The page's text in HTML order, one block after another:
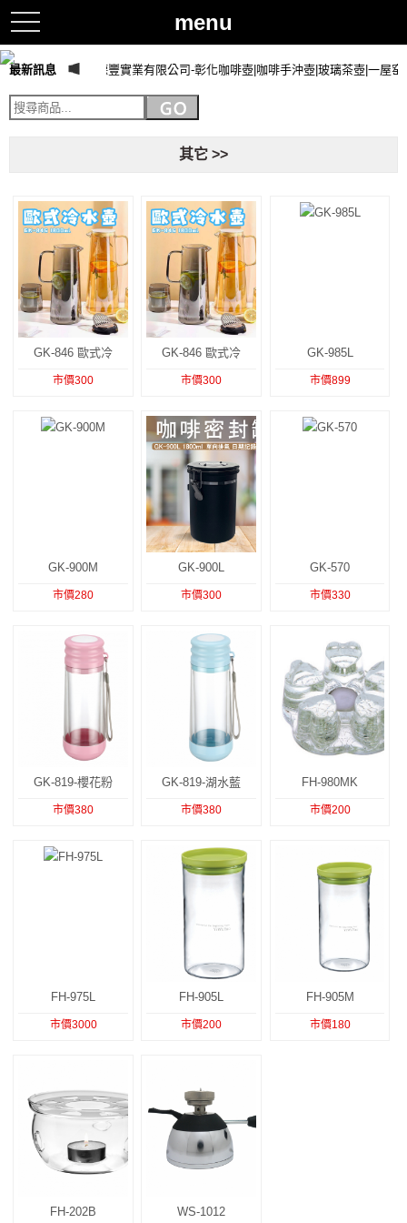
menu
toggle
navigation
最新訊息 萬德豐實業有限公司-彰化咖啡壺|咖啡手沖壺|玻璃茶壺|一屋
其它 >>
GK-846 歐式冷
市價300
GK-846 歐式冷
市價300
GK-985L
市價899
GK-900M
市價280
GK-900L
市價300
GK-570
市價330
GK-819-櫻花粉
市價380
GK-819-湖水藍
市價380
FH-980MK
市價200
FH-975L
市價3000
FH-905L
市價200
FH-905M
市價180
FH-202B WS-1012